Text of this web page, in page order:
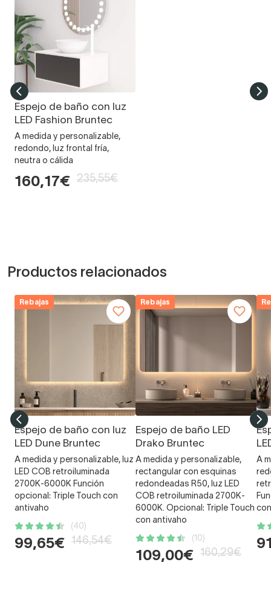
Espejo de baño con luz
LED Fashion Bruntec
A medida y personalizable,
redondo, luz frontal fría,
neutra o cálida
160,17€ 235,55€
Productos relacionados
Rebajas
Espejo de baño con luz
LED Dune Bruntec
A medida y personalizable, luz
LED COB retroiluminada
2700K-6000K Función
opcional: Triple Touch con
antivaho
(40)
99,65€ 146,54€
Rebajas
Espejo de baño LED
Drako Bruntec
A medida y personalizable,
rectangular con esquinas
redondeadas R50, luz LED
COB retroiluminada 2700K-
6000K. Opcional: Triple Touch
con antivaho
(10)
109,00€ 160,29€
A